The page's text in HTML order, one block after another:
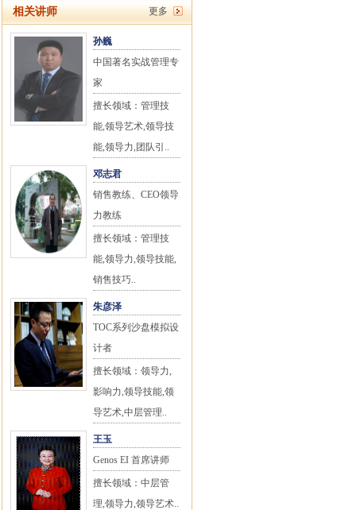
相关讲师 更多
孙巍
中国著名实战管理专
家
擅长领域：管理技
能,领导艺术,领导技
能,领导力,团队引..
邓志君
销售教练、CEO领导
力教练
擅长领域：管理技
能,领导力,领导技能,
销售技巧..
朱彦泽
TOC系列沙盘模拟设
计者
擅长领域：领导力,
影响力,领导技能,领
导艺术,中层管理..
王玉
Genos EI 首席讲师
擅长领域：中层管
理,领导力,领导艺术..